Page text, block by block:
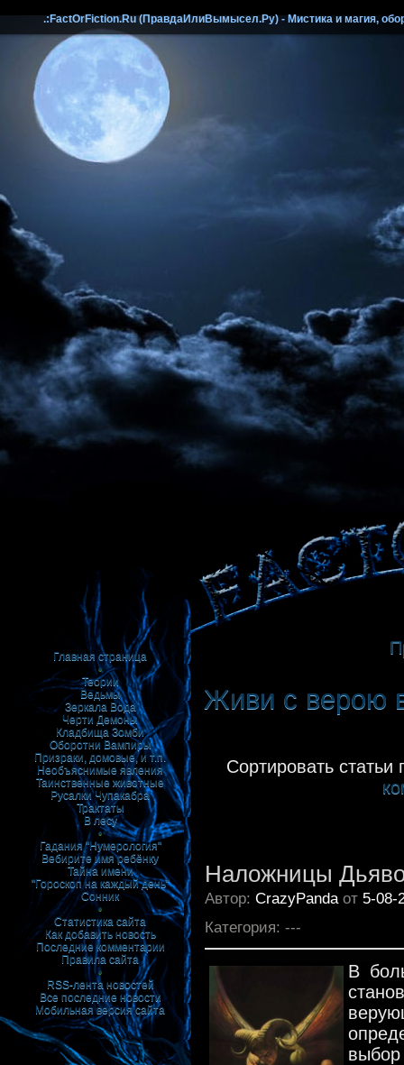
.:FactOrFiction.Ru (ПравдаИлиВымысел.Ру) - Мистика и магия,
Главная страница
•
Теории
Ведьмы
Зеркала Вода
Черти Демоны
Кладбища Зомби
Оборотни Вампиры
Призраки, домовые, и т.п.
Необъяснимые явления
Таинственные животные
Русалки Чупакабра
Трактаты
В лесу
•
Гадания "Нумерология"
Вебирите имя ребёнку
Тайна имени
"Гороскоп на каждый день"
Сонник
•
Статистика сайта
Как добавить новость
Последние комментарии
Правила сайта
•
RSS-лента новостей
Все последние новости
Мобильная версия сайта
Живи с верою
Сортировать статьи
Наложницы
Автор: CrazyPanda от 5-08-
Категория: ---
В